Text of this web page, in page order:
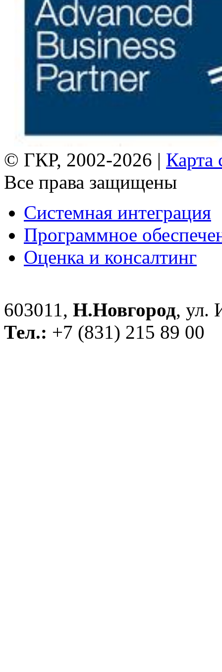
© ГКР, 2002-2026 | Карта
Все права защищены
Системная интеграция
Программное
Оценка и консалтинг
603011, Н.Новгород, ул.
Тел.: +7 (831) 215 89 00